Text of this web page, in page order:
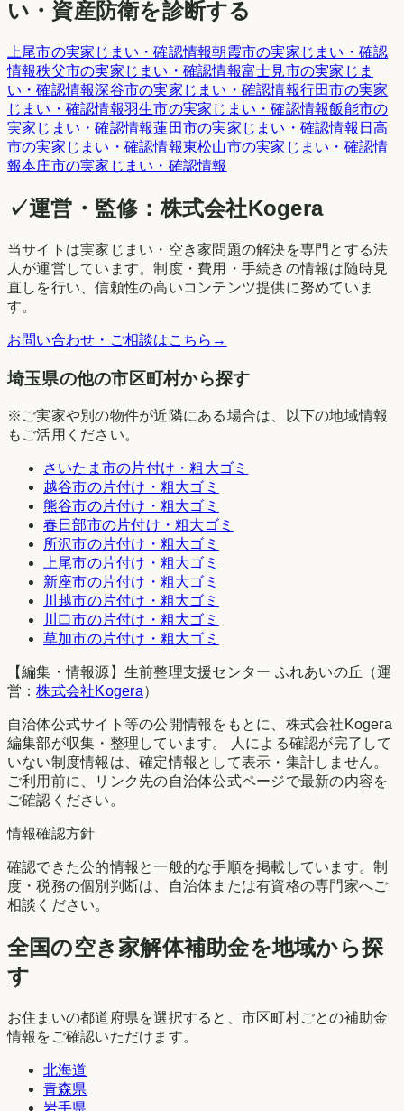
い・資産防衛を診断する
上尾市の実家じまい・確認情報朝霞市の実家じまい・確認
情報秩父市の実家じまい・確認情報富士見市の実家じま
い・確認情報深谷市の実家じまい・確認情報行田市の実家
じまい・確認情報羽生市の実家じまい・確認情報飯能市の
実家じまい・確認情報蓮田市の実家じまい・確認情報 日高
市の実家じまい・確認情報東松山市の実家じまい・確認情
報本庄市の実家じまい・確認情報
✓運営・監修：株式会社Kogera
当サイトは実家じまい・空き家問題の解決を専門とする法
人が運営しています。制度・費用・手続きの情報は随時見
直しを行い、信頼性の高いコンテンツ提供に努めていま
す。
お問い合わせ・ご相談はこちら →
埼玉県の他の市区町村から探す
※ご実家や別の物件が近隣にある場合は、以下の地域情報
もご活用ください。
さいたま市の片付け・粗大ゴミ
越谷市の片付け・粗大ゴミ
熊谷市の片付け・粗大ゴミ
春日部市の片付け・粗大ゴミ
所沢市の片付け・粗大ゴミ
上尾市の片付け・粗大ゴミ
新座市の片付け・粗大ゴミ
川越市の片付け・粗大ゴミ
川口市の片付け・粗大ゴミ
草加市の片付け・粗大ゴミ
【編集・情報源】生前整理支援センター ふれあいの丘（運
営：株式会社Kogera）
自治体公式サイト等の公開情報をもとに、株式会社Kogera
編集部が収集・整理しています。 人による確認が完了して
いない制度情報は、確定情報として表示・集計しません。
ご利用前に、リンク先の自治体公式ページで最新の内容を
ご確認ください。
情報確認方針
確認できた公的情報と一般的な手順を掲載しています。制
度・税務の個別判断は、自治体または有資格の専門家へご
相談ください。
全国の空き家解体補助金を地域から探
す
お住まいの都道府県を選択すると、市区町村ごとの補助金
情報をご確認いただけます。
北海道
青森県